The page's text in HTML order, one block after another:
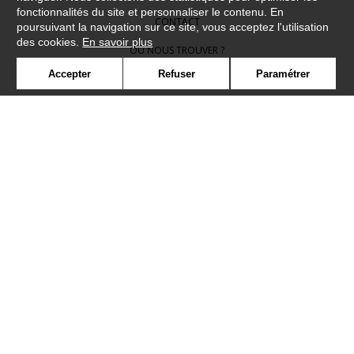
CONTACT
OÙ NOUS TROUVER ?
CONTRACT
fonctionnalités du site et personnaliser le contenu. En
poursuivant la navigation sur ce site, vous acceptez l'utilisation
des cookies. En savoir plus
Accepter Refuser Paramétrer